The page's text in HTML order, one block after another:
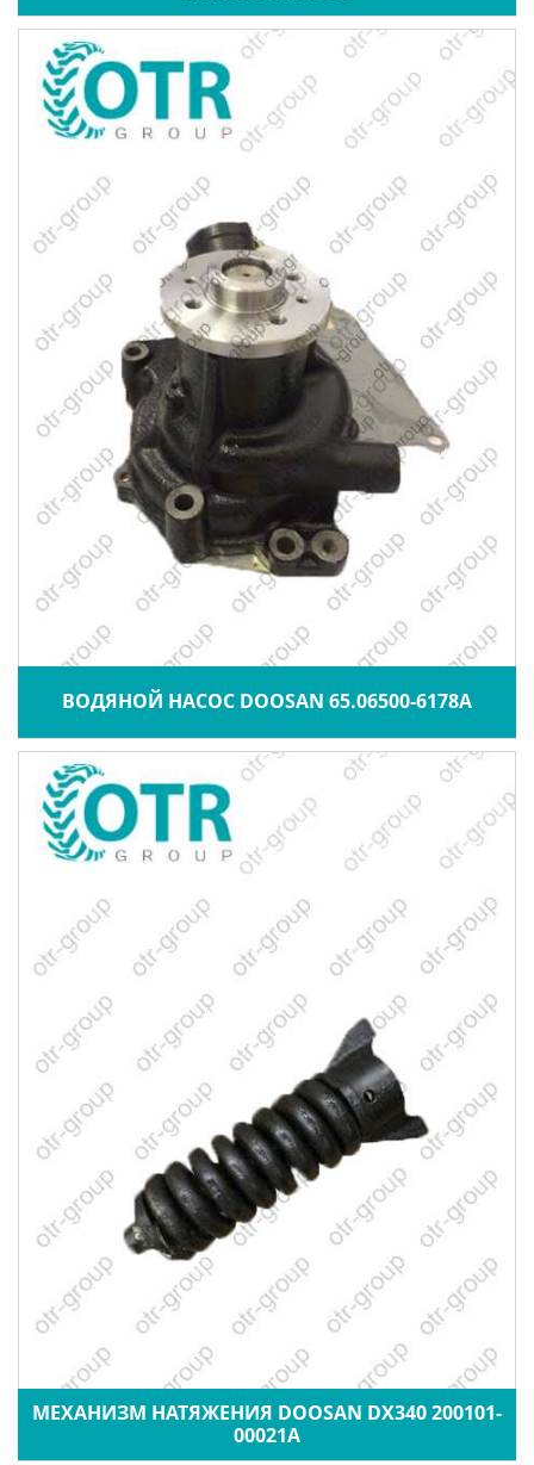
ВОДЯНОЙ НАСОС DOOSAN 65.06500-6178A
МЕХАНИЗМ НАТЯЖЕНИЯ DOOSAN DX340 200101-
00021A